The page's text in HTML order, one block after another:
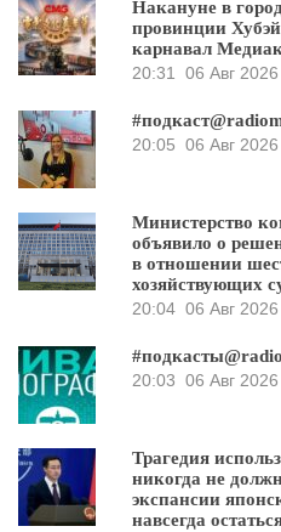
Накануне в
провинции
карнавал
20:31
06 Авг 2026
20:05 06 Авг 2026
Министерство
объявило о
в отношении
хозяйствующих
20:04 06 Авг 2026
20:03 06 Авг 2026
Трагедия
никогда не
экспансии
навсегда